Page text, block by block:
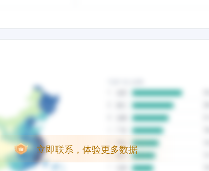
立即联系，体验更多数据